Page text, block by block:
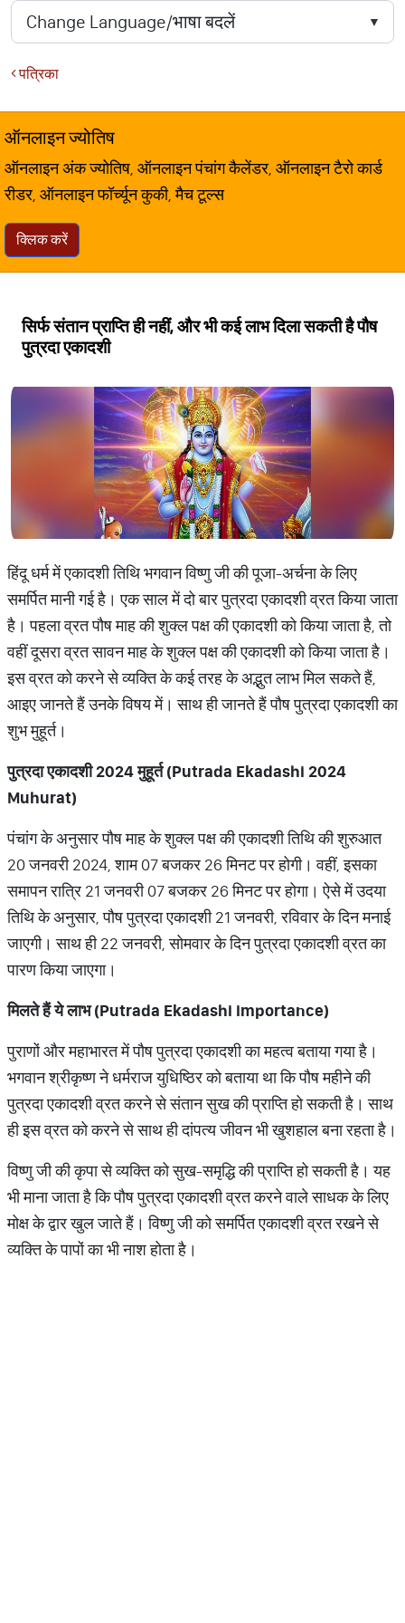
पत्रिका
ऑनलाइन ज्योतिष
ऑनलाइन अंक ज्योतिष, ऑनलाइन पंचांग कैलेंडर, ऑनलाइन टैरो कार्ड
रीडर, ऑनलाइन फॉर्च्यून कुकी, मैच टूल्स
क्लिक करें
सिर्फ संतान प्राप्ति ही नहीं, और भी कई लाभ दिला सकती है पौष
पुत्रदा एकादशी
हिंदू धर्म में एकादशी तिथि भगवान विष्णु जी की पूजा-अर्चना के लिए
समर्पित मानी गई है। एक साल में दो बार पुत्रदा एकादशी व्रत किया जाता
है। पहला व्रत पौष माह की शुक्ल पक्ष की एकादशी को किया जाता है, तो
वहीं दूसरा व्रत सावन माह के शुक्ल पक्ष की एकादशी को किया जाता है।
इस व्रत को करने से व्यक्ति के कई तरह के अद्भुत लाभ मिल सकते हैं,
आइए जानते हैं उनके विषय में। साथ ही जानते हैं पौष पुत्रदा एकादशी का
शुभ मुहूर्त।
पुत्रदा एकादशी 2024 मुहूर्त (Putrada Ekadashi 2024
Muhurat)
पंचांग के अनुसार पौष माह के शुक्ल पक्ष की एकादशी तिथि की शुरुआत
20 जनवरी 2024, शाम 07 बजकर 26 मिनट पर होगी। वहीं, इसका
समापन रात्रि 21 जनवरी 07 बजकर 26 मिनट पर होगा। ऐसे में उदया
तिथि के अनुसार, पौष पुत्रदा एकादशी 21 जनवरी, रविवार के दिन मनाई
जाएगी। साथ ही 22 जनवरी, सोमवार के दिन पुत्रदा एकादशी व्रत का
पारण किया जाएगा।
मिलते हैं ये लाभ (Putrada Ekadashi importance)
पुराणों और महाभारत में पौष पुत्रदा एकादशी का महत्व बताया गया है।
भगवान श्रीकृष्ण ने धर्मराज युधिष्ठिर को बताया था कि पौष महीने की
पुत्रदा एकादशी व्रत करने से संतान सुख की प्राप्ति हो सकती है। साथ
ही इस व्रत को करने से साथ ही दांपत्य जीवन भी खुशहाल बना रहता है।
विष्णु जी की कृपा से व्यक्ति को सुख-समृद्धि की प्राप्ति हो सकती है। यह
भी माना जाता है कि पौष पुत्रदा एकादशी व्रत करने वाले साधक के लिए
मोक्ष के द्वार खुल जाते हैं। विष्णु जी को समर्पित एकादशी व्रत रखने से
व्यक्ति के पापों का भी नाश होता है।